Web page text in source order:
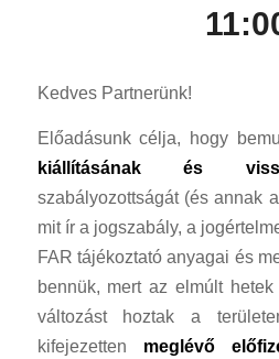
Kedves Partnerünk!
Előadásunk célja, hogy
kiállításának és
szabályozottságát (és annak
mit ír a jogszabály, a
FAR tájékoztató anyagai és
bennük, mert az elmúlt
változást hoztak a
kifejezetten meglévő